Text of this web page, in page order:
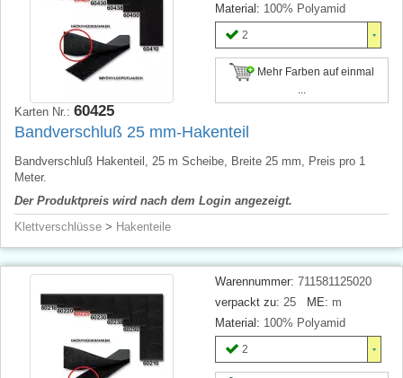
Material: 100% Polyamid
2
Mehr Farben auf einmal
Karten Nr.: 60425
Bandverschluß 25 mm-Hakenteil
Bandverschluß Hakenteil, 25 m Scheibe, Breite 25 mm, Preis pro 1
Meter.
Der Produktpreis wird nach dem Login angezeigt.
Klettverschlüsse > Hakenteile
Warennummer: 711581125020
verpackt zu: 25 ME: m
Material: 100% Polyamid
2